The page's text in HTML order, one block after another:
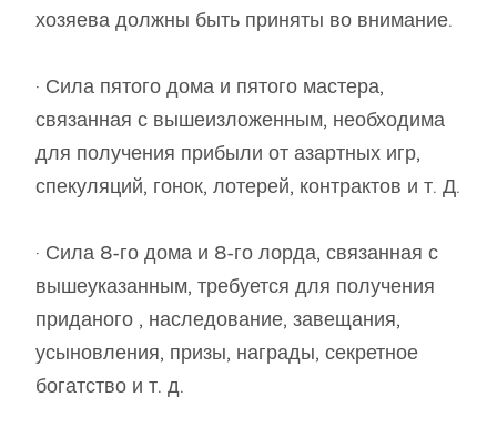
хозяева должны быть приняты во внимание.
· Сила пятого дома и пятого мастера,
связанная с вышеизложенным, необходима
для получения прибыли от азартных игр,
спекуляций, гонок, лотерей, контрактов и т. Д.
· Сила 8-го дома и 8-го лорда, связанная с
вышеуказанным, требуется для получения
приданого , наследование, завещания,
усыновления, призы, награды, секретное
богатство и т. д.